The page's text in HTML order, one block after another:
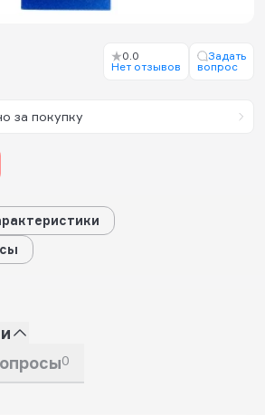
0.0
Нет отзывов
Задать
вопрос
за покупку
0